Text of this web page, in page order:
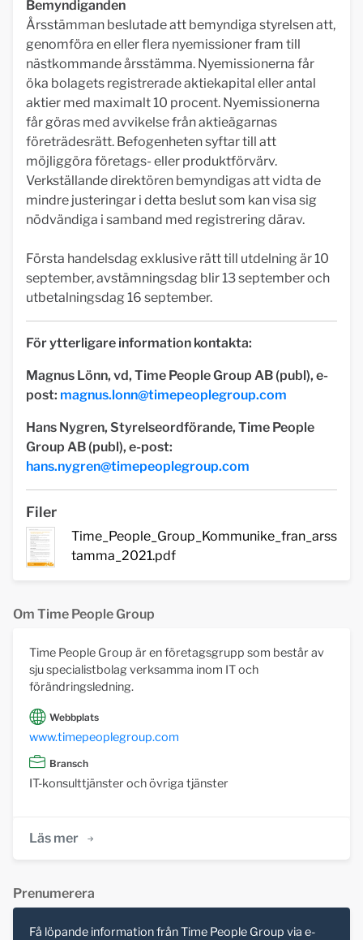
Bemyndiganden
Årsstämman beslutade att bemyndiga styrelsen att,
genomföra en eller flera nyemissioner fram till
nästkommande årsstämma. Nyemissionerna får
öka bolagets registrerade aktiekapital eller antal
aktier med maximalt 10 procent. Nyemissionerna
får göras med avvikelse från aktieägarnas
företrädesrätt. Befogenheten syftar till att
möjliggöra företags- eller produktförvärv.
Verkställande direktören bemyndigas att vidta de
mindre justeringar i detta beslut som kan visa sig
nödvändiga i samband med registrering därav.
Första handelsdag exklusive rätt till utdelning är 10
september, avstämningsdag blir 13 september och
utbetalningsdag 16 september.
För ytterligare information kontakta:
Magnus Lönn, vd, Time People Group AB (publ), e-
post: magnus.lonn@timepeoplegroup.com
Hans Nygren, Styrelseordförande, Time People
Group AB (publ), e-post:
hans.nygren@timepeoplegroup.com
Filer
Time_People_Group_Kommunike_fran_arss
tamma_2021.pdf
Om Time People Group
Time People Group är en företagsgrupp som består av
sju specialistbolag verksamma inom IT och
förändringsledning.
Webbplats
www.timepeoplegroup.com
Bransch
IT-konsulttjänster och övriga tjänster
Läs mer
Prenumerera
Få löpande information från Time People Group via e-